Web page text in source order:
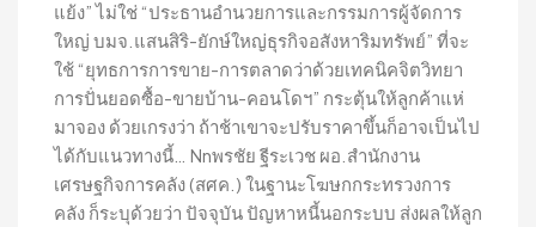
แย้ง” ไม่ใช่ “ประธานอำนวยการและกรรมการผู้จัดการ
ใหญ่ บมจ.แสนสิริ-ยักษ์ใหญ่ธุรกิจอสังหาริมทรัพย์” ที่จะ
ใช้ “ยุทธการการขาย-การตลาดว่าด้วยเทคนิคจิตวิทยา
การปั่นยอดซื้อ-ขายบ้าน-คอนโดฯ” กระตุ้นให้ลูกค้าแห่
มาจอง ด้วยเกรงว่า ถ้าช้าเขาจะปรับราคาขึ้นก็อาจเป็นไป
ได้กับแนวทางนี้… Nnพรชัย ฐีระเวช ผอ.สำนักงาน
เศรษฐกิจการคลัง (สศค.) ในฐานะโฆษกกระทรวงการ
คลัง ก็ระบุด้วยว่า ปัจจุบัน ปัญหาหนี้นอกระบบ ส่งผลให้ลูก